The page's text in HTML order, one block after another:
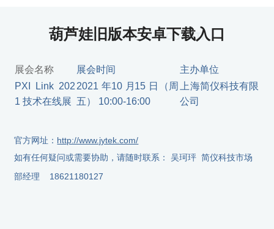
CONFERENCE INTRODUCTI
葫芦娃旧版本安卓下载入口
展会名称 展会时间
主办单位
PXI Link 202
1 技术在线展
2021年10 月 15 日
（周
五） 10:00-16:00
上海简仪科技有限
公司
官方网址： http://www.jytek.com/
如有任何疑问或需要协助，请随时联系： 吴珂玶 简仪科技市场
部经理 18621180127